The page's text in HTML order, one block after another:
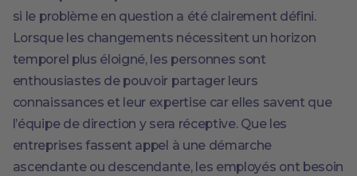
si le problème en question a été clairement défini.
Lorsque les changements nécessitent un horizon
temporel plus éloigné, les personnes sont
enthousiastes de pouvoir partager leurs
connaissances et leur expertise car elles savent que
l’équipe de direction y sera réceptive. Que les
entreprises fassent appel à une démarche
ascendante ou descendante, les employés ont besoin